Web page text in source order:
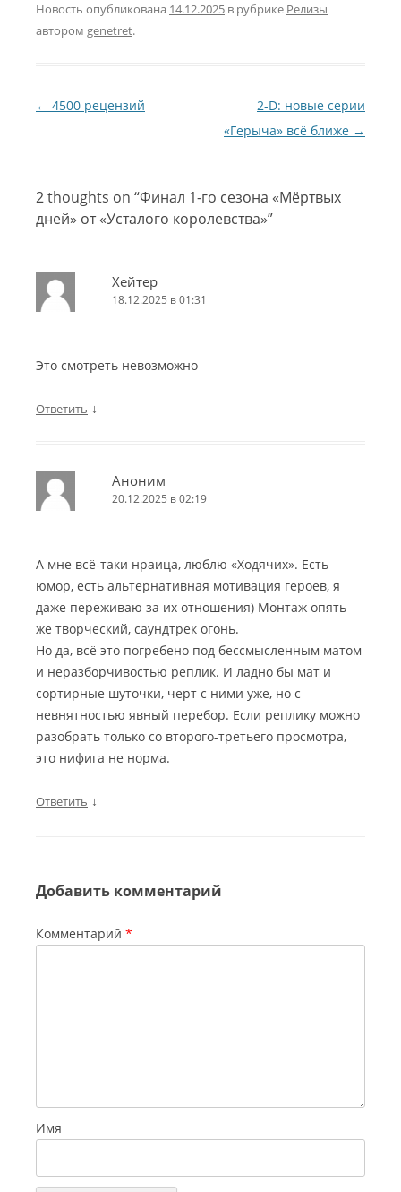
Новость опубликована 14.12.2025 в рубрике Релизы
автором genetret.
Навигация по записям
← 4500 рецензий
2-D: новые серии
«Герыча» всё ближе →
2 thoughts on “Финал 1-го сезона «Мёртвых
дней» от «Усталого королевства»”
Хейтер
18.12.2025 в 01:31
Это смотреть невозможно
Ответить ↓
Аноним
20.12.2025 в 02:19
А мне всё-таки нраица, люблю «Ходячих». Есть
юмор, есть альтернативная мотивация героев, я
даже переживаю за их отношения) Монтаж опять
же творческий, саундтрек огонь.
Но да, всё это погребено под бессмысленным матом
и неразборчивостью реплик. И ладно бы мат и
сортирные шуточки, черт с ними уже, но с
невнятностью явный перебор. Если реплику можно
разобрать только со второго-третьего просмотра,
это нифига не норма.
Ответить ↓
Добавить комментарий
Комментарий *
Имя